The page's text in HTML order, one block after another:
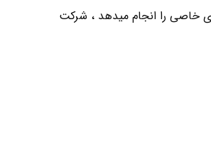
خاصی را انجام میدهد ، شرکت